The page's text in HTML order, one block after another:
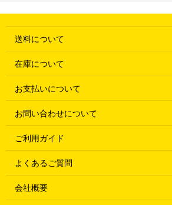
送料について
在庫について
お支払いについて
お問い合わせについて
ご利用ガイド
よくあるご質問
会社概要